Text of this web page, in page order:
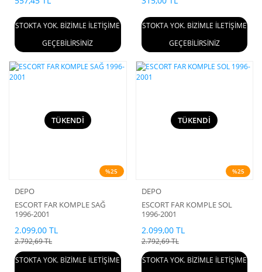
STOKTA YOK. BİZİMLE İLETİŞİME
GEÇEBİLİRSİNİZ
STOKTA YOK. BİZİMLE İLETİŞİME
GEÇEBİLİRSİNİZ
%25
TÜKENDİ
DEPO
ESCORT FAR KOMPLE SAĞ
1996-2001
2.099,00 TL
2.792,69 TL
STOKTA YOK. BİZİMLE İLETİŞİME
%25
TÜKENDİ
DEPO
ESCORT FAR KOMPLE SOL
1996-2001
2.099,00 TL
2.792,69 TL
STOKTA YOK. BİZİMLE İLETİŞİME